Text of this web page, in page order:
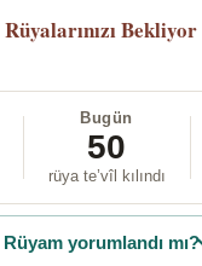
Rüyalarınızı Bekliyor
Bugün
50
rüya te’vîl kılındı
Rüyam yorumlandı mı?